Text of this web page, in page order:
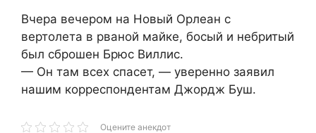
Вчера вечером на Новый Орлеан с
вертолета в рваной майке, босый и небритый
был сброшен Брюс Виллис.
— Он там всех спасет, — уверенно заявил
нашим корреспондентам Джордж Буш.
Оцените анекдот